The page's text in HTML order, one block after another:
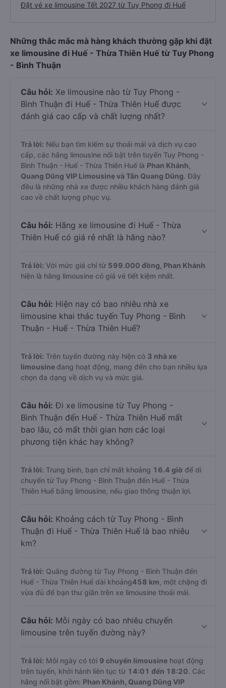
Đặt vé xe limousine Tết 2027 từ Tuy Phong đi Huế
Những thắc mắc mà hàng khách thường gặp khi đặt
xe limousine đi Huế - Thừa Thiên Huế từ Tuy Phong
- Bình Thuận
Câu hỏi: Xe limousine nào từ Tuy Phong -
Bình Thuận đi Huế - Thừa Thiên Huế được
đánh giá cao cấp và chất lượng nhất?
Trả lời: Nếu bạn tìm kiếm sự thoải mái và dịch vụ cao
cấp, các hãng limousine nổi bật trên tuyến Tuy Phong -
Bình Thuận - Huế - Thừa Thiên Huế là Phan Khánh,
Quang Dũng VIP Limousine và Tân Quang Dũng. Đây
đều là những nhà xe được nhiều khách hàng đánh giá
cao về chất lượng phục vụ.
Câu hỏi: Hãng xe limousine đi Huế - Thừa
Thiên Huế có giá rẻ nhất là hãng nào?
Trả lời: Với mức giá chỉ từ 599.000 đồng, Phan Khánh
hiện là hãng limousine có giá vé tiết kiệm nhất.
Câu hỏi: Hiện nay có bao nhiêu nhà xe
limousine khai thác tuyến Tuy Phong - Bình
Thuận - Huế - Thừa Thiên Huế?
Trả lời: Trên tuyến đường này hiện có 3 nhà xe
limousine đang hoạt động, mang đến cho bạn nhiều lựa
chọn đa dạng về dịch vụ và mức giá.
Câu hỏi: Đi xe limousine từ Tuy Phong -
Bình Thuận đến Huế - Thừa Thiên Huế mất
bao lâu, có mất thời gian hơn các loại
phương tiện khác hay không?
Trả lời: Trung bình, bạn chỉ mất khoảng 16.4 giờ để di
chuyển từ Tuy Phong - Bình Thuận đến Huế - Thừa
Thiên Huế bằng limousine, nếu giao thông thuận lợi.
Câu hỏi: Khoảng cách từ Tuy Phong - Bình
Thuận đi Huế - Thừa Thiên Huế là bao nhiêu
km?
Trả lời: Quãng đường từ Tuy Phong - Bình Thuận đến
Huế - Thừa Thiên Huế dài khoảng458 km , một chặng đi
vừa đủ để bạn thư giãn trên xe limousine thoải mái.
Câu hỏi: Mỗi ngày có bao nhiêu chuyến
limousine trên tuyến đường này?
Trả lời: Mỗi ngày có tới 9 chuyến limousine hoạt động
trên tuyến, khởi hành liên tục từ 14:01 đến 18:20. Các
hãng nổi bật gồm: Phan Khánh, Quang Dũng VIP